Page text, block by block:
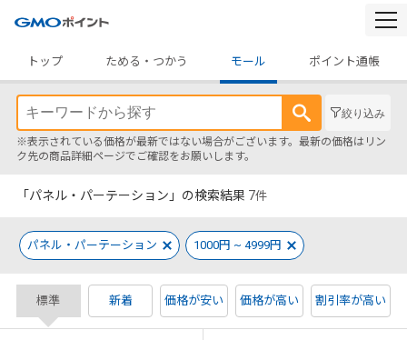
トップ
ためる・つかう モール ポイント通帳
絞り込み
※表示されている価格が最新ではない場合がございます。最新の価格はリン
ク先の商品詳細ページでご確認をお願いします。
「パネル・パーテーション」の検索結果 7件
パネル・パーテーション 1000円 ~ 4999円
標準 新着 価格が安い 価格が高い 割引率が高い